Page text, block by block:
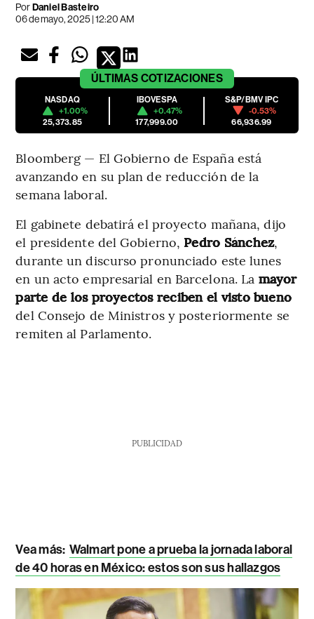
PorDaniel Basteiro
06 de mayo, 2025 | 12:20 AM
ÚLTIMAS COTIZACIONES
NASDAQ
+1.00%
25,373.85
IBOVESPA
+0.47%
177,999.00
S&P/BMV IPC
-0.53%
66,936.99
Bloomberg — El Gobierno de España está
avanzando en su plan de reducción de la
semana laboral.
El gabinete debatirá el proyecto mañana, dijo
el presidente del Gobierno, Pedro Sánchez,
durante un discurso pronunciado este lunes
en un acto empresarial en Barcelona. La mayor
parte de los proyectos reciben el visto bueno
del Consejo de Ministros y posteriormente se
remiten al Parlamento.
PUBLICIDAD
Vea más: Walmart pone a prueba la jornada laboral
de 40 horas en México: estos son sus hallazgos